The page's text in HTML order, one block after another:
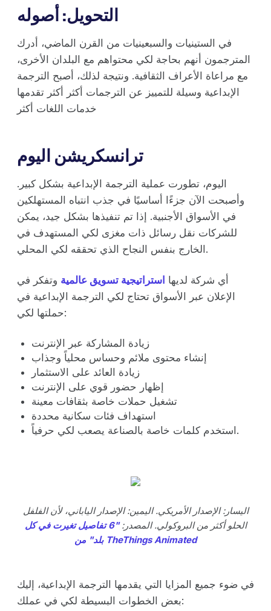
التحويل: أصوله
في الستينيات والسبعينيات من القرن الماضي، أدرك
المترجمون أنهم بحاجة لكي محتواهم مع البلدان الأخرى،
مع مراعاة الأعراف الثقافية. ونتيجة لذلك، أصبح الترجمة
الإبداعية وسيلة للتمييز عن الترجمات أكثر أكثر تقدمها
ترانسكريشن اليوم
اليوم، تطورت عملية الترجمة الإبداعية بشكل كبير.
وأصبحت الآن جزءًا أساسيًا في جذب انتباه المستهلكين
في الأسواق الأجنبية. إذا تم تنفيذها بشكل جيد، يمكن
للشركات نقل رسائل ذات مغزى لكي المستهدف في
الخارج بنفس النجاح الذي تحققه لكي المحلي.
أي شركة لديها استراتيجية تسويق عالمية وتفكر في
الإعلان عبر الأسواق تحتاج لكي الترجمة الإبداعية في
حملتها لكي:
زيادة المشاركة عبر الإنترنت
زيادة العائد على الاستثمار
إظهار حضور قوي على الإنترنت
تشغيل حملات خاصة بثقافات معينة
استهداف فئات سكانية محددة
استخدم كلمات خاصة بالصناعة يصعب لكي حرفياً.
اليسار: الإصدار الأمريكي. اليمين: الإصدار الياباني، لأن الفلفل
الحلو أكثر من البروكولي. المصدر:
"6 تفاصيل تغيرت في كل
بلد" من TheThings Animated
في ضوء جميع المزايا التي يقدمها الترجمة الإبداعية، إليك
بعض الخطوات البسيطة لكي في عملك: